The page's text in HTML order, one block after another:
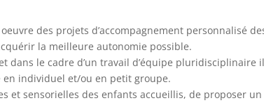
des projets d’accompagnement personnalisé
la meilleure autonomie possible.
dans le cadre d’un travail d’équipe pluridisciplinaire
en individuel et/ou en petit groupe.
et sensorielles des enfants accueillis, de proposer un